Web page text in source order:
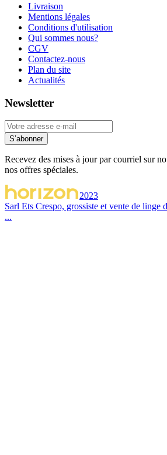
Livraison
Mentions légales
Conditions d'utilisation
Qui sommes nous?
CGV
Contactez-nous
Plan du site
Actualités
Newsletter
S’abonner
Recevez des mises à jour par courriel sur
nos offres spéciales.
2023
Sarl Ets Crespo, grossiste et vente de linge
...